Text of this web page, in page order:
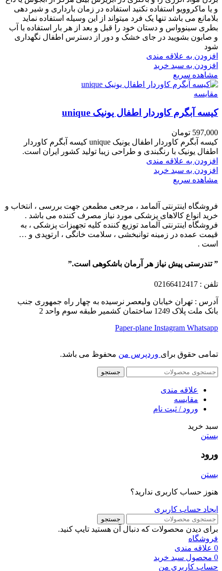
و یا ماکروویو استفاده نکنید استفاده در زمان بارداری و شیر دهی
بلامانع می باشد تنها یک فرد میتواند از این وسیله استفاده نماید
بطری سینوواس و دستان خود را قبل و بعد از هر بار استفاده با آب
و صابون بشویید در جای خشک و دور از دسترس اطفال نگهداری
شود
افزودن به علاقه مندی
افزودن به سبد خرید
مشاهده سریع
مقایسه
کیسه آبگرم کاوردار اطفال یونیک unique
597,000 تومان
کیسه آبگرم کاوردار اطفال یونیک unique کیسه آبگرم کاوردار
اطفال یونیک با رنگبندی و طراحی زیبا تولید کشور ایران است.
افزودن به علاقه مندی
افزودن به سبد خرید
مشاهده سریع
فروشگاه اینترنتی آلمامد ، مرجعی مطمعن جهت بررسی ، انتخاب و
خرید انواع کالاهای پزشکی مورد نیاز مصرف کننده می باشد .
فروشگاه اینترنتی آلمامد توزیع کننده کلیه تجهیزات پزشکی ، به
قیمت عمده در زمینه توانبخشی ، سلامت خانگی ، ارتوپدی و …
است .
” تندرستی پیش نیاز هر آرمان باشکوهی است.”
تلفن : 02166412417
آدرس : تهران خیابان ولیعصر نرسیده به چهار راه جمهوری جنب
بانک ملت پلاک 1249 ساختمان کشمیر طبقه سوم واحد 2
Paper-plane Instagram Whatsapp
تمامی حقوق برای وردپرس من محفوظ می باشد.
جستجو
علاقه مندی
مقایسه
ورود / ثبت نام
سبد خرید
بستن
ورود
بستن
هنوز حساب کاربری ندارید؟
ایجاد حساب کاربری
جستجو
برای دیدن محصولات که دنبال آن هستید تایپ کنید.
فروشگاه
0 علاقه مندی
0 محصول سبد خرید
حساب کاربری من